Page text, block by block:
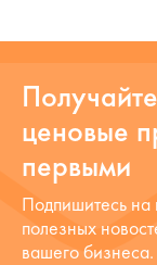
ценовые
первыми
Подпишитесь на
полезных
вашего бизнеса.